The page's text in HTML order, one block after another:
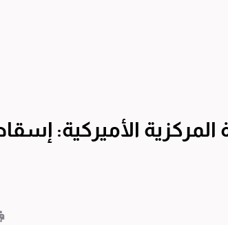
المركزية الأميركية: